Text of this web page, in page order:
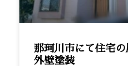
那珂川市にて住宅の
外壁塗装